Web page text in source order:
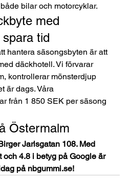
bilar och motorcyklar.
med
tid
hantera säsongsbyten är att
däckhotell. Vi förvarar
kontrollerar mönsterdjup
är dags. Våra
från 1 850 SEK per säsong
Östermalm
Jarlsgatan 108. Med
och 4.8 i betyg på Google är
på nbgummi.se!